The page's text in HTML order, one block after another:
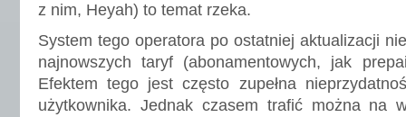
z nim, Heyah) to temat rzeka.
System tego operatora po ostatniej aktualizacji
najnowszych taryf (abonamentowych, jak
Efektem tego jest często zupełna
użytkownika. Jednak czasem trafić można na